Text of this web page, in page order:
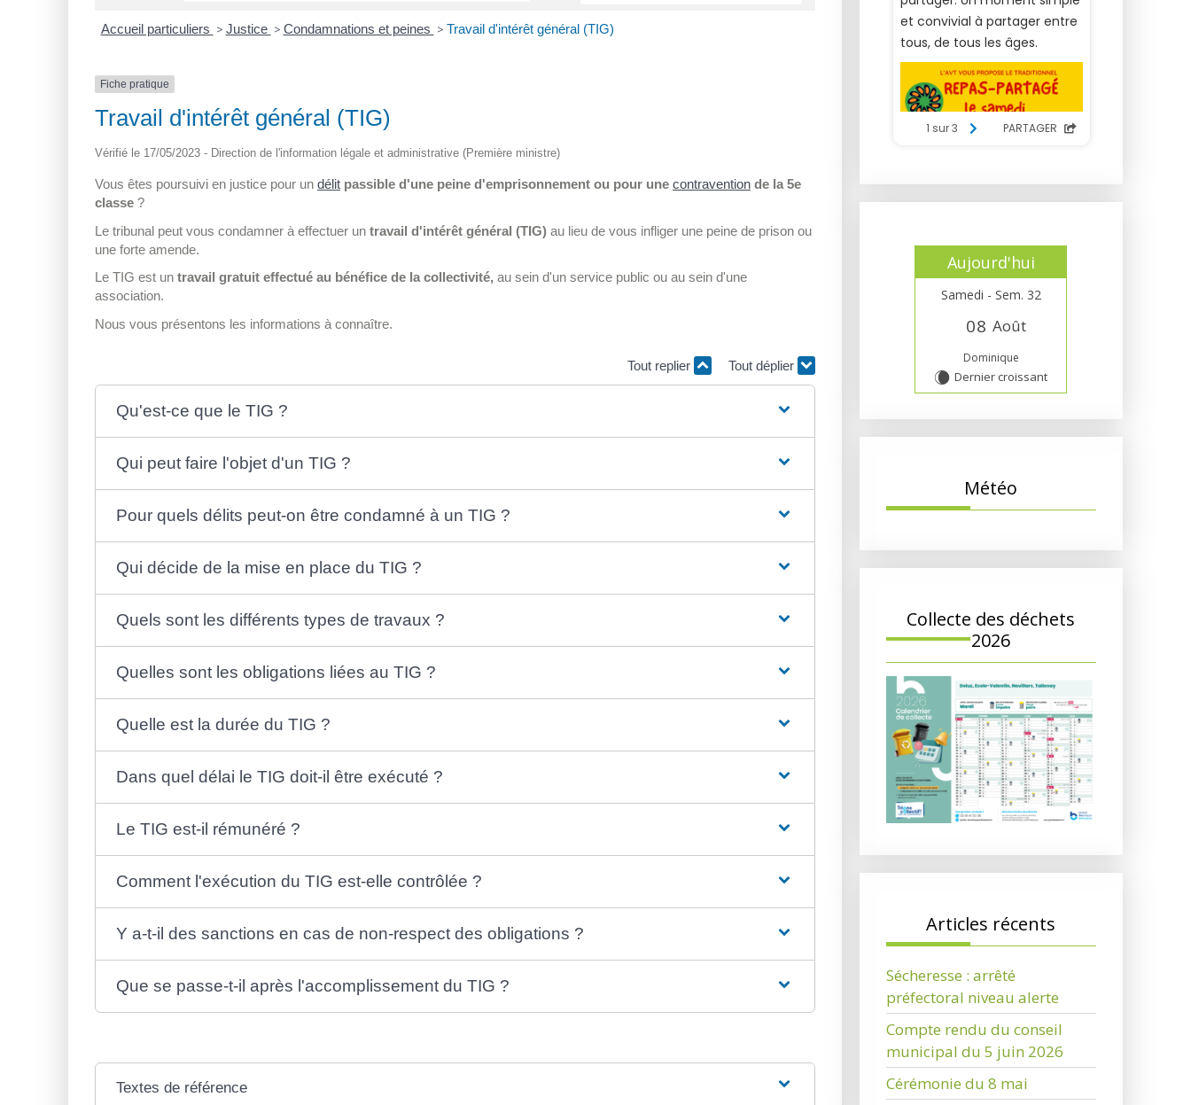
Accueil particuliers > Justice > Condamnations et peines > Travail d'intérêt général (TIG)
Fiche pratique
Travail d'intérêt général (TIG)
Vérifié le 17/05/2023 - Direction de l'information légale et administrative (Première ministre)
Vous êtes poursuivi en justice pour un délit passible d'une peine d'emprisonnement ou pour une contravention de la 5e
classe ?
Le tribunal peut vous condamner à effectuer un travail d'intérêt général (TIG) au lieu de vous infliger une peine de prison ou
une forte amende.
Le TIG est un travail gratuit effectué au bénéfice de la collectivité, au sein d'un service public ou au sein d'une
association.
Nous vous présentons les informations à connaître.
Tout replier Tout déplier
Qu'est-ce que le TIG ?
Qui peut faire l'objet d'un TIG ?
Pour quels délits peut-on être condamné à un TIG ?
Qui décide de la mise en place du TIG ?
Quels sont les différents types de travaux ?
Quelles sont les obligations liées au TIG ?
Quelle est la durée du TIG ?
Dans quel délai le TIG doit-il être exécuté ?
Le TIG est-il rémunéré ?
Comment l'exécution du TIG est-elle contrôlée ?
Y a-t-il des sanctions en cas de non-respect des obligations ?
Que se passe-t-il après l'accomplissement du TIG ?
Textes de référence
Aujourd'hui
Samedi - Sem. 32
08 Août
Dominique
W Dernier croissant
Météo
Collecte des déchets
2026
Articles récents
Sécheresse : arrêté
préfectoral niveau alerte
Compte rendu du conseil
municipal du 5 juin 2026
Cérémonie du 8 mai